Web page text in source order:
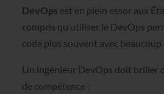
DevOps est en plein essor aux
compris qu’utiliser le DevOps
code plus souvent avec beaucoup
Un ingénieur DevOps doit briller
de compétence :